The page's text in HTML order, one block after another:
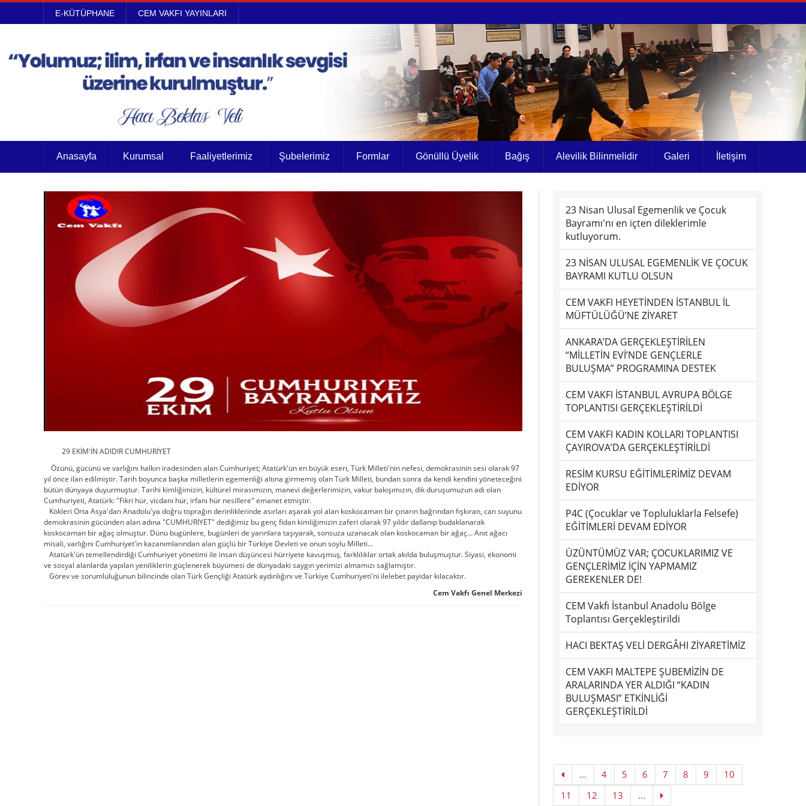
E-KÜTÜPHANE CEM VAKFI YAYINLARI
Anasayfa Kurumsal Faaliyetlerimiz Şubelerimiz Formlar Gönüllü Üyelik Bağış Alevilik Bilinmelidir Galeri İletişim
29 EKİM'İN ADIDIR CUMHURİYET
Özünü, gücünü ve varlığını halkın iradesinden alan Cumhuriyet; Atatürk'ün en büyük eseri, Türk Milleti'nin nefesi, demokrasinin sesi olarak 97
yıl önce ilan edilmiştir. Tarih boyunca başka milletlerin egemenliği altına girmemiş olan Türk Milleti, bundan sonra da kendi kendini yöneteceğini
bütün dünyaya duyurmuştur. Tarihi kimliğimizin, kültürel mirasımızın, manevi değerlerimizin, vakur bakışımızın, dik duruşumuzun adı olan
Cumhuriyeti, Atatürk: "Fikri hür, vicdanı hür, irfanı hür nesillere" emanet etmiştir.
Kökleri Orta Asya'dan Anadolu'ya doğru toprağın derinliklerinde asırları aşarak yol alan koskocaman bir çınarın bağrından fışkıran, can suyunu
demokrasinin gücünden alan adına "CUMHURİYET" dediğimiz bu genç fidan kimliğimizin zaferi olarak 97 yıldır dallanıp budaklanarak
koskocaman bir ağaç olmuştur. Dünü bugünlere, bugünleri de yarınlara taşıyarak, sonsuza uzanacak olan koskocaman bir ağaç... Anıt ağacı
misali, varlığını Cumhuriyet'in kazanımlarından alan güçlü bir Türkiye Devleti ve onun soylu Milleti...
Atatürk'ün temellendirdiği Cumhuriyet yönetimi ile insan düşüncesi hürriyete kavuşmuş, farklılıklar ortak akılda buluşmuştur. Siyasi, ekonomi
ve sosyal alanlarda yapılan yeniliklerin güçlenerek büyümesi de dünyadaki saygın yerimizi almamızı sağlamıştır.
Görev ve sorumluluğunun bilincinde olan Türk Gençliği Atatürk aydınlığını ve Türkiye Cumhuriyeti'ni ilelebet payidar kılacaktır.
Cem Vakfı Genel Merkezi
23 Nisan Ulusal Egemenlik ve Çocuk
Bayramı'nı en içten dileklerimle
kutluyorum.
23 NİSAN ULUSAL EGEMENLİK VE ÇOCUK
BAYRAMI KUTLU OLSUN
CEM VAKFI HEYETİNDEN İSTANBUL İL
MÜFTÜLÜĞÜ’NE ZİYARET
ANKARA’DA GERÇEKLEŞTİRİLEN
“MİLLETİN EVİ’NDE GENÇLERLE
BULUŞMA” PROGRAMINA DESTEK
CEM VAKFI İSTANBUL AVRUPA BÖLGE
TOPLANTISI GERÇEKLEŞTİRİLDİ
CEM VAKFI KADIN KOLLARI TOPLANTISI
ÇAYIROVA’DA GERÇEKLEŞTİRİLDİ
RESİM KURSU EĞİTİMLERİMİZ DEVAM
EDİYOR
P4C (Çocuklar ve Topluluklarla Felsefe)
EĞİTİMLERİ DEVAM EDİYOR
ÜZÜNTÜMÜZ VAR; ÇOCUKLARIMIZ VE
GENÇLERİMİZ İÇİN YAPMAMIZ
GEREKENLER DE!
CEM Vakfı İstanbul Anadolu Bölge
Toplantısı Gerçekleştirildi
HACI BEKTAŞ VELİ DERGÂHI ZİYARETİMİZ
CEM VAKFI MALTEPE ŞUBEMİZİN DE
ARALARINDA YER ALDIĞI “KADIN
BULUŞMASI” ETKİNLİĞİ
GERÇEKLEŞTİRİLDİ
... 4 5 6 7 8 9
10
11
12 13 ...